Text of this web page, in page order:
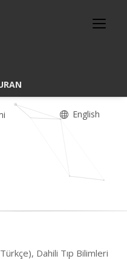
English
Dahili Tıp Bilimleri